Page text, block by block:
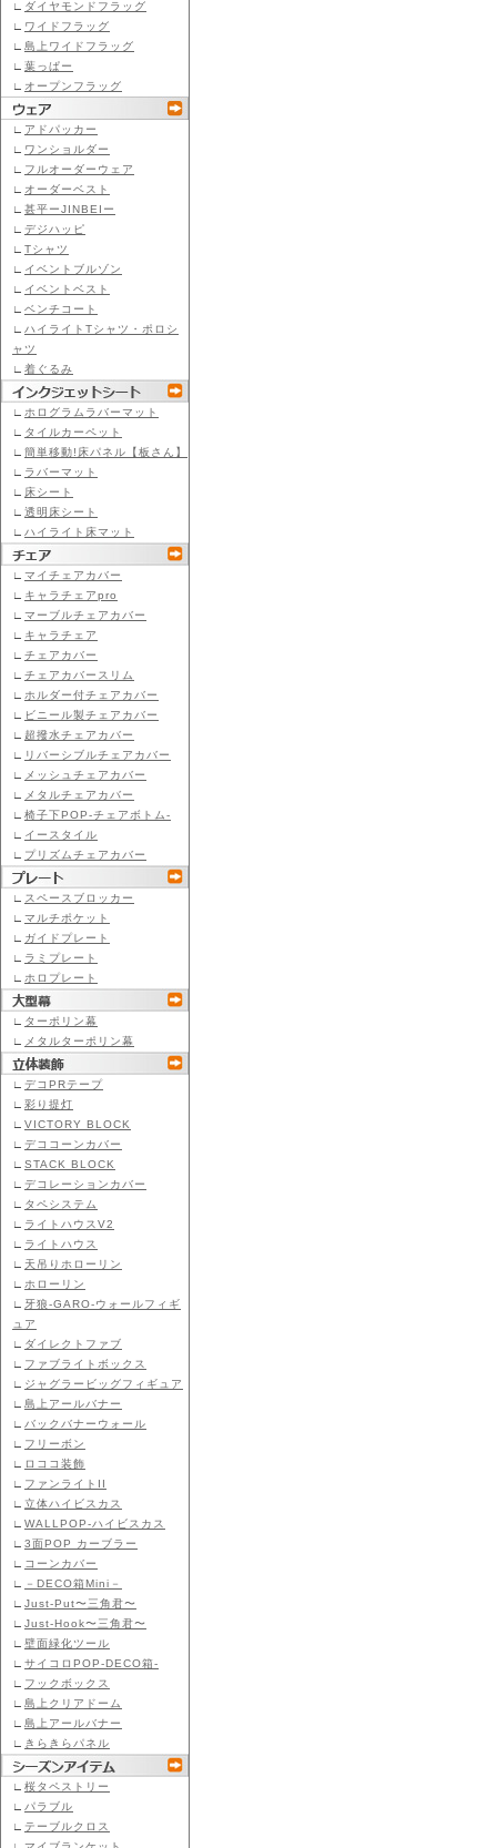
∟ ダイヤモンドフラッグ
∟ ワイドフラッグ
∟ 島上ワイドフラッグ
∟ 葉っぱー
∟ オープンフラッグ
∟ アドパッカー
∟ ワンショルダー
∟ フルオーダーウェア
∟ オーダーベスト
∟ 甚平ーJINBEIー
∟ デジハッピ
∟ Tシャツ
∟ イベントブルゾン
∟ イベントベスト
∟ ベンチコート
∟ ハイライトTシャツ・ポロシ
ャツ
∟ 着ぐるみ
∟ ホログラムラバーマット
∟ タイルカーペット
∟ 簡単移動!床パネル【板さん】
∟ ラバーマット
∟ 床シート
∟ 透明床シート
∟ ハイライト床マット
∟ マイチェアカバー
∟ キャラチェアpro
∟ マーブルチェアカバー
∟ キャラチェア
∟ チェアカバー
∟ チェアカバースリム
∟ ホルダー付チェアカバー
∟
ビニール製チェアカバー
∟ 超撥水チェアカバー
∟
リバーシブルチェアカバー
∟
メッシュチェアカバー
∟
メタルチェアカバー
∟ 椅子下POP-チェアボトム-
∟ イースタイル
∟ プリズムチェアカバー
∟ スペースブロッカー
∟ マルチポケット
∟ ガイドプレート
∟ ラミプレート
∟ ホロプレート
∟ ターポリン幕
∟
メタルターポリン幕
∟ デコPRテープ
∟ 彩り提灯
∟ VICTORY BLOCK
∟ デココーンカバー
∟ STACK BLOCK
∟ デコレーションカバー
∟ タペシステム
∟ ライトハウスV2
∟ ライトハウス
∟ 天吊りホローリン
∟ ホローリン
∟ 牙狼-GARO-ウォールフィギ
ュア
∟ ダイレクトファブ
∟ ファブライトボックス
∟ ジャグラービッグフィギュア
∟ 島上アールバナー
∟ バックバナーウォール
∟ フリーボン
∟
ロココ装飾
∟ ファンライトII
∟ 立体ハイビスカス
∟ WALLPOP-ハイビスカス
∟ 3面POP カーブラー
∟ コーンカバー
∟
－DECO箱Mini－
∟ Just-Put〜三角君〜
∟ Just-Hook〜三角君〜
∟ 壁面緑化ツール
∟ サイコロPOP-DECO箱-
∟ フックボックス
∟ 島上クリアドーム
∟ 島上アールバナー
∟
きらきらパネル
∟ 桜タペストリー
∟ パラブル
∟ テーブルクロス